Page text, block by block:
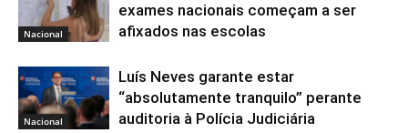
Nacional
exames nacionais começam a ser
afixados nas escolas
Nacional
Luís Neves garante estar
“absolutamente tranquilo” perante
auditoria à Polícia Judiciária